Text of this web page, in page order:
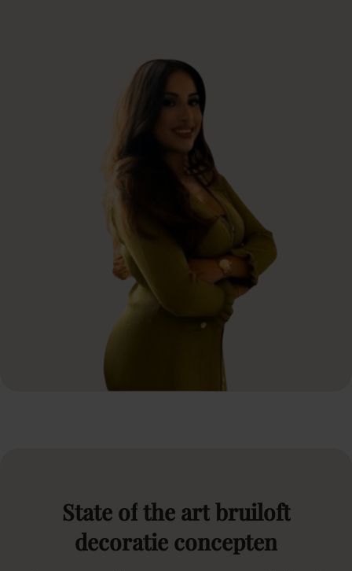
State of the art bruiloft
decoratie concepten